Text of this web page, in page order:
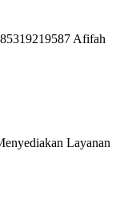
Afifah
Layanan